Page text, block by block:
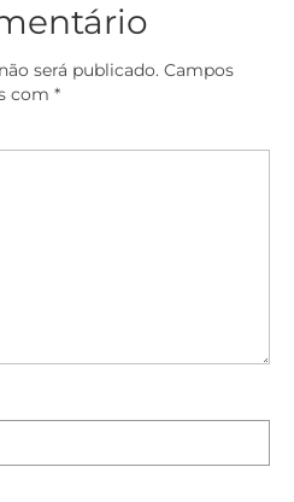
será publicado. Campos
com *